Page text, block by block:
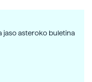
jaso asteroko buletina